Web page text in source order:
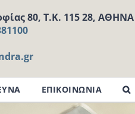
80, Τ.Κ. 115 28, ΑΘΗΝΑ
ΕΠΙΚΟΙΝΩΝΙΑ